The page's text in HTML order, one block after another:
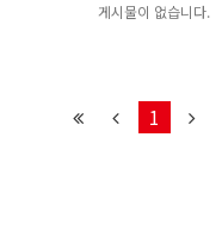
게시물이 없습니다.
1